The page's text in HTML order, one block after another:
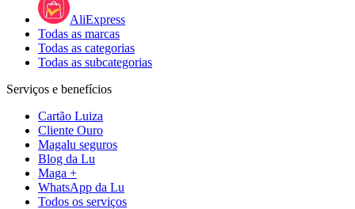
AliExpress
Todas as marcas
Todas as categorias
Todas as subcategorias
Serviços e benefícios
Cartão Luiza
Cliente Ouro
Magalu seguros
Blog da Lu
Maga +
WhatsApp da Lu
Todos os serviços